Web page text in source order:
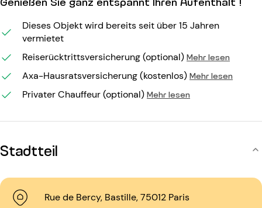
Dieses Objekt wird bereits seit über 15 Jahren
vermietet
Reiserücktrittsversicherung (optional) Mehr lesen
Axa-Hausratsversicherung (kostenlos) Mehr lesen
Privater Chauffeur (optional) Mehr lesen
Stadtteil
Rue de Bercy, Bastille, 75012 Paris